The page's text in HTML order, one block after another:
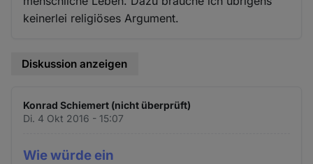
keinerlei religiöses Argument.
Diskussion anzeigen
Konrad Schiemert (nicht überprüft)
Di. 4 Okt 2016 - 15:07
Wie würde ein